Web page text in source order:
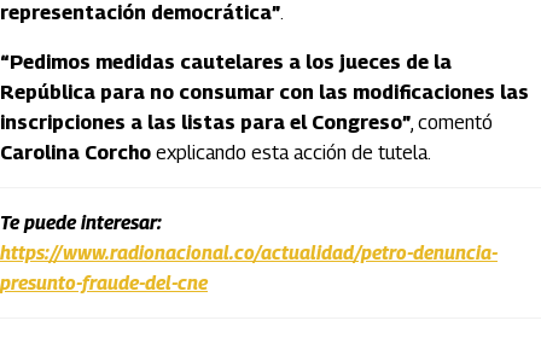
representación democrática”.
“Pedimos medidas cautelares a los jueces de la
República para no consumar con las modificaciones las
inscripciones a las listas para el Congreso”, comentó
Carolina Corcho explicando esta acción de tutela.
Te puede interesar:
https://www.radionacional.co/actualidad/petro-denuncia-
presunto-fraude-del-cne